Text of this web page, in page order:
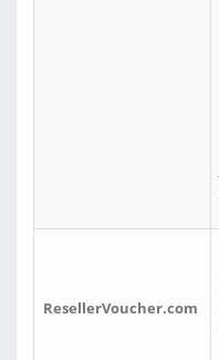
ResellerVoucher.com